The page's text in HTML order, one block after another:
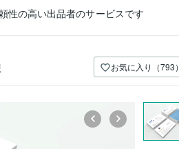
性の高い出品者のサービスです
お気に入り（793）